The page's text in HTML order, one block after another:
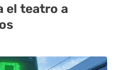
el teatro a